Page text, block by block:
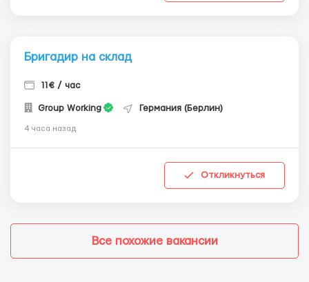
Бригадир на склад
11€ / час
Group Working Германия (Берлин)
4 часа назад
Откликнуться
Все похожие вакансии